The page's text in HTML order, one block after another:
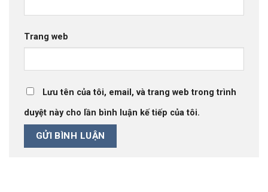
Trang web
Lưu tên của tôi, email, và trang web trong trình
duyệt này cho lần bình luận kế tiếp của tôi.